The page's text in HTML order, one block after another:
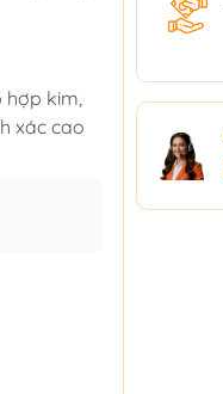
hợp kim,
xác cao